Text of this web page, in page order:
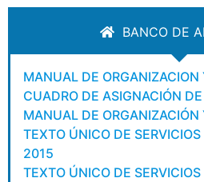
BANCO DE
MANUAL DE
CUADRO DE ASIGNACIÓN
MANUAL DE
TEXTO ÚNICO DE
2015
TEXTO ÚNICO DE